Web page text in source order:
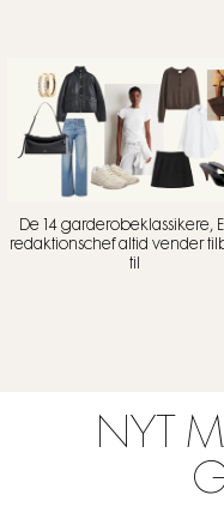
De 14 garderobeklassikere,
redaktionschef altid vender
til
NYT